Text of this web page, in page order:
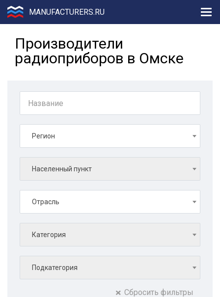
MANUFACTURERS.RU
Производители
радиоприборов в Омске
Регион
Населенный пункт
Отрасль
Категория
Подкатегория
Сбросить фильтры